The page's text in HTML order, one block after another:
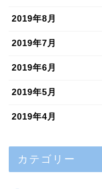
2019年8月
2019年7月
2019年6月
2019年5月
2019年4月
カテゴリー